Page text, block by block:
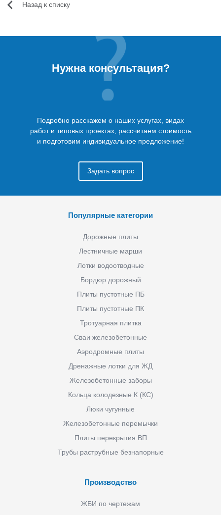
Назад к списку
Нужна консультация?
Подробно расскажем о наших услугах, видах
работ и типовых проектах, рассчитаем стоимость
и подготовим индивидуальное предложение!
Задать вопрос
Популярные категории
Дорожные плиты
Лестничные марши
Лотки водоотводные
Бордюр дорожный
Плиты пустотные ПБ
Плиты пустотные ПК
Тротуарная плитка
Сваи железобетонные
Аэродромные плиты
Дренажные лотки для ЖД
Железобетонные заборы
Кольца колодезные К (КС)
Люки чугунные
Железобетонные перемычки
Плиты перекрытия ВП
Трубы раструбные безнапорные
Производство
ЖБИ по чертежам